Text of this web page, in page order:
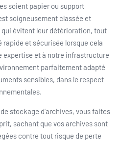
soient papier ou support
soigneusement classée et
évitent leur détérioration, tout
et sécurisée lorsque cela
expertise et à notre infrastructure
parfaitement adapté
sensibles, dans le respect
stockage d’archives, vous faites
sachant que vos archives sont
contre tout risque de perte